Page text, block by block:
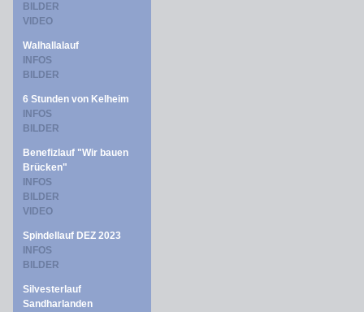
BILDER
VIDEO
Walhallalauf
INFOS
BILDER
6 Stunden von Kelheim
INFOS
BILDER
Benefizlauf "Wir bauen
Brücken"
INFOS
BILDER
VIDEO
Spindellauf DEZ 2023
INFOS
BILDER
Silvesterlauf
Sandharlanden